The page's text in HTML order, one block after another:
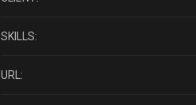
SKILLS:
URL: